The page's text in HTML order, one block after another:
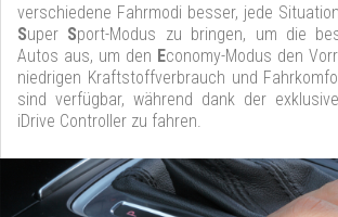
verschiedene Fahrmodi besser, jede
Super Sport-Modus zu bringen, um die
Autos aus, um den Economy-Modus den
niedrigen Kraftstoffverbrauch und
sind verfügbar, während dank der
iDrive Controller zu fahren.